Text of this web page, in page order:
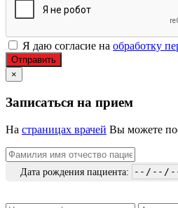
Я даю согласие на обработку
Отправить
×
Записаться на прием
На страницах врачей Вы можете
Дата рождения пациента: